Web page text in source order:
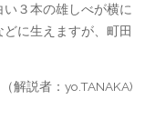
３本の雄しべが横に
に生えますが、町田
（解説者：yo.TANAKA)